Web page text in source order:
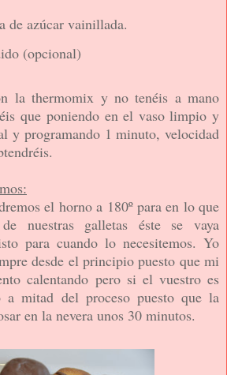
de azúcar vainillada.
(opcional)
la thermomix y no tenéis a mano
que poniendo en el vaso limpio y
y programando 1 minuto, velocidad
el horno a 180º para en lo que
nuestras galletas éste se vaya
para cuando lo necesitemos. Yo
desde el principio puesto que mi
calentando pero si el vuestro es
a mitad del proceso puesto que la
en la nevera unos 30 minutos.